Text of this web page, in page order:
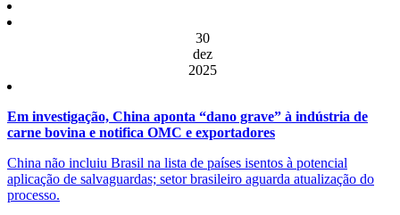
30
dez
2025
Em investigação, China aponta “dano grave” à indústria de
carne bovina e notifica OMC e exportadores
China não incluiu Brasil na lista de países isentos à potencial
aplicação de salvaguardas; setor brasileiro aguarda atualização do
processo.